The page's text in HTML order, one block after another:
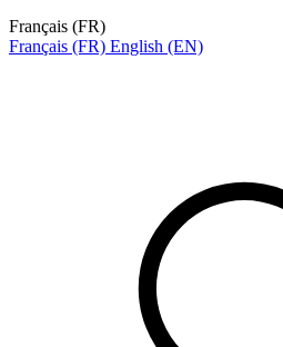
Français (FR)
Français (FR) English (EN)